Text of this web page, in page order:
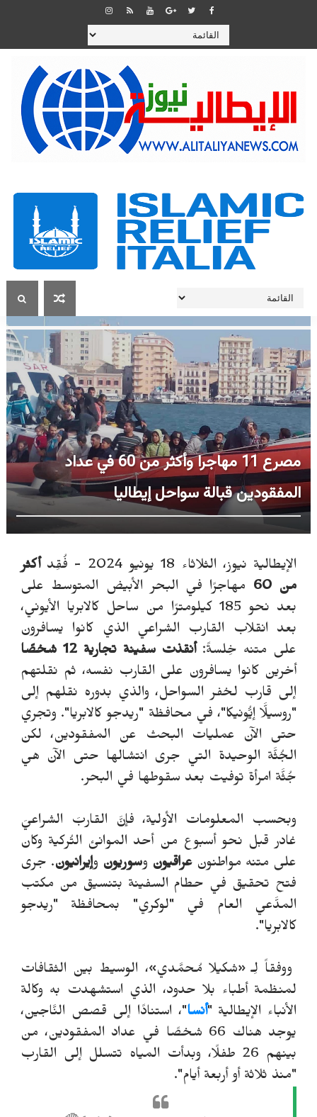
مصرع 11 مهاجرا وأكثر من 60 في عداد
المفقودين قبالة سواحل إيطاليا
الإيطالية نيوز، الثلاثاء 18 يونيو 2024 - فُقِدأكثر
من 60
مهاجرًا في البحر الأبيض المتوسط ​​على
بعد نحو 185 كيلومترًا من ساحل كالابريا الأيوني،
بعد انقلاب القارب الشراعي الذي كانوا يسافرون
على متنه خِلسةً:أنقذت سفينة تجارية 12 شخصًا
أخرين كانوا يسافرون على القارب نفسه، ثم نقلتهم
إلى قارب لخفر السواحل، والذي بدوره نقلهم إلى
"روسيلَّا إيُّونيكا"، في محافظة "ريدجو كالابريا". وتجري
حتى الآن عمليات البحث عن المفقودين، لكن
الجُثَّة الوحيدة التي جرى انتشالها حتى الآن هي
جُثَّة امرأة توفيت بعد سقوطها في البحر.
وبحسب المعلومات الأولية، فإنَّ القاربَ الشراعيَ
غادر قبل نحو أسبوع من أحد الموانئ التُركية وكان
على متنه مواطنون عراقيون وسوريون وإيرانيون. جرى
فتح تحقيق في حطام السفينة بتنسيق من مكتب
المدَّعي العام في "لوكري" بمحافظة "ريدجو
كالابريا".
ووفقاً لِـ «شكيلا مُحمَّدي»، الوسيط بين الثقافات
لمنظمة أطباء بلا حدود، الذي استشهدت به وكالة
الأنباء الإيطالية "أنسا"، استنادًا إلى قصص النَّاجين،
يوجد هناك 66 شخصًا في عداد المفقودين، من
بينهم 26 طفلًا، وبدأت المياه تتسلل إلى القارب
"منذ ثلاثة أو أربعة أيام".